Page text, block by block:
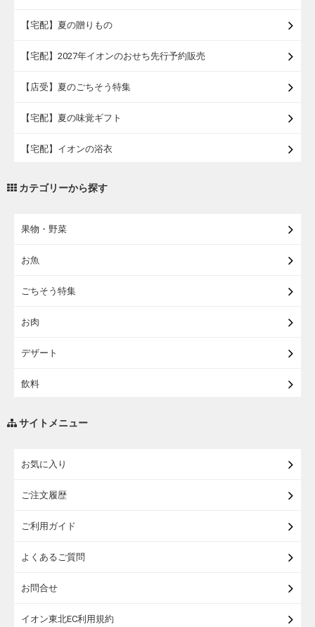
【宅配】夏の贈りもの
【宅配】2027年イオンのおせち先行予約販売
【店受】夏のごちそう特集
【宅配】夏の味覚ギフト
【宅配】イオンの浴衣
カテゴリーから探す
果物・野菜
お魚
ごちそう特集
お肉
デザート
飲料
サイトメニュー
お気に入り
ご注文履歴
ご利用ガイド
よくあるご質問
お問合せ
イオン東北EC利用規約